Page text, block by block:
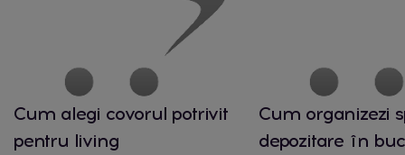
Cum alegi covorul potrivit
pentru living
Cum organizezi
depozitare în